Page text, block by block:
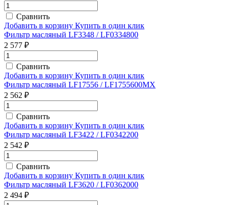
Сравнить
Добавить в корзину Купить в один клик
Фильтр масляный LF3348 / LF0334800
2 577 ₽
Сравнить
Добавить в корзину Купить в один клик
Фильтр масляный LF17556 / LF1755600MX
2 562 ₽
Сравнить
Добавить в корзину Купить в один клик
Фильтр масляный LF3422 / LF0342200
2 542 ₽
Сравнить
Добавить в корзину Купить в один клик
Фильтр масляный LF3620 / LF0362000
2 494 ₽